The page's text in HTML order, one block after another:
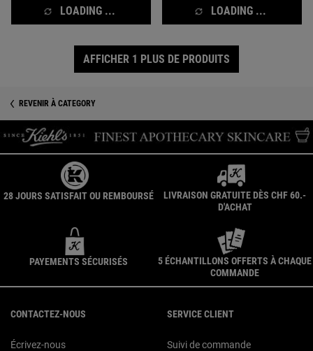
LOADING ... LOADING ...
AFFICHER 1 PLUS DE PRODUITS
REVENIR À CATEGORY
28 JOURS SATISFAIT OU REMBOURSÉ
LIVRAISON GRATUITE DÈS CHF 60.-
D'ACHAT
PAYEMENTS SÉCURISÉS
5 ÉCHANTILLONS OFFERTS À CHAQUE
COMMANDE
CONTACTEZ-NOUS
Écrivez-nous
SERVICE CLIENT
Suivi de commande